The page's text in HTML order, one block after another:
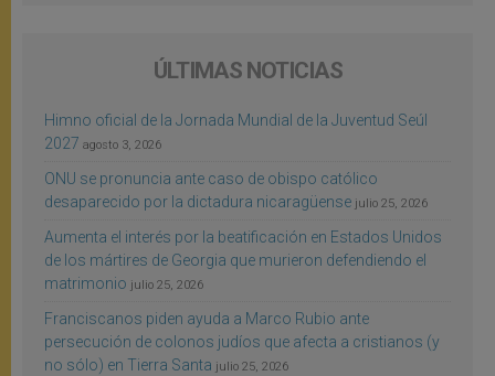
ÚLTIMAS NOTICIAS
Himno oficial de la Jornada Mundial de la Juventud Seúl
2027 agosto 3, 2026
ONU se pronuncia ante caso de obispo católico
desaparecido por la dictadura nicaragüense julio 25, 2026
Aumenta el interés por la beatificación en Estados Unidos
de los mártires de Georgia que murieron defendiendo el
matrimonio julio 25, 2026
Franciscanos piden ayuda a Marco Rubio ante
persecución de colonos judíos que afecta a cristianos (y
no sólo) en Tierra Santa julio 25, 2026